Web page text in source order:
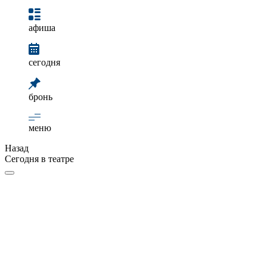
афиша
сегодня
бронь
меню
Назад
Сегодня в театре